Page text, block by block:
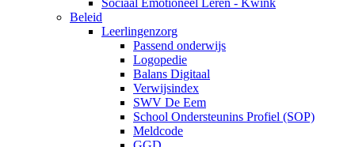
Sociaal Emotioneel Leren - Kwink
Beleid
Leerlingenzorg
Passend onderwijs
Logopedie
Balans Digitaal
Verwijsindex
SWV De Eem
School Ondersteunins Profiel (SOP)
Meldcode